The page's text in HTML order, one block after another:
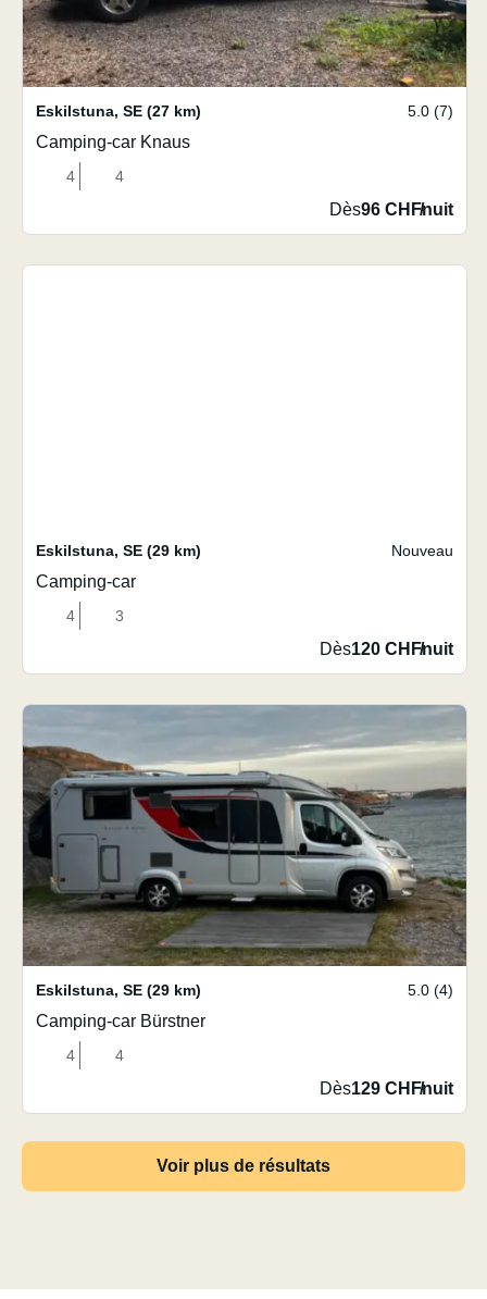
Eskilstuna, SE (27 km) 5.0 (7)
Camping-car Knaus
4 4
Dès96 CHF/nuit
Eskilstuna, SE (29 km) Nouveau
Camping-car
4 3
Dès120 CHF/nuit
Eskilstuna, SE (29 km) 5.0 (4)
Camping-car Bürstner
4 4
Dès129 CHF/nuit
Voir plus de résultats